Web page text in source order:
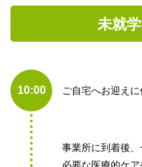
未就
10:00 ご自宅へお迎えに
事業所に到着後